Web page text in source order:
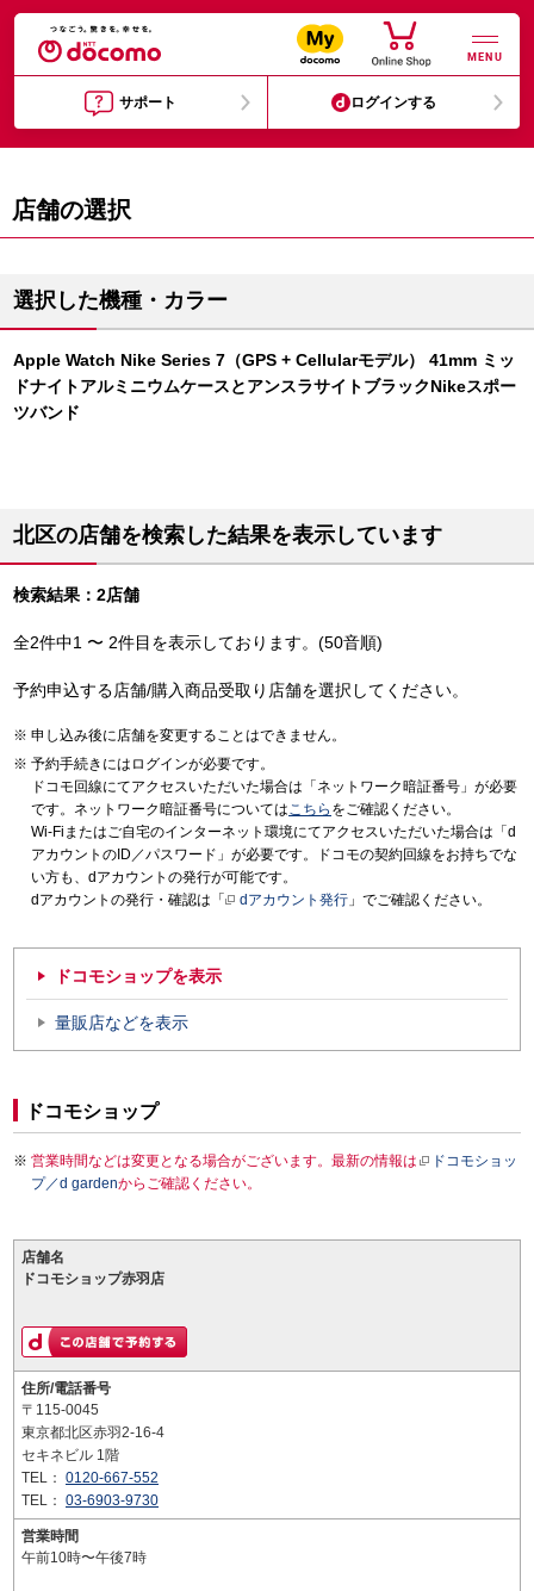
MENU
サポート ログインする
店舗の選択
選択した機種・カラー
Apple Watch Nike Series 7（GPS + Cellularモデル） 41mm ミッ
ドナイトアルミニウムケースとアンスラサイトブラックNikeスポー
ツバンド
北区の店舗を検索した結果を表示しています
検索結果：2店舗
全2件中1 〜 2件目を表示しております。(50音順)
予約申込する店舗/購入商品受取り店舗を選択してください。
申し込み後に店舗を変更することはできません。
予約手続きにはログインが必要です。
ドコモ回線にてアクセスいただいた場合は「ネットワーク暗証番号」が必要
です。ネットワーク暗証番号についてはこちら をご確認ください。
Wi-Fiまたはご自宅のインターネット環境にてアクセスいただいた場合は「d
アカウントのID／パスワード」が必要です。ドコモの契約回線をお持ちでな
い方も、dアカウントの発行が可能です。
dアカウントの発行・確認は「
dアカウント発行 」でご確認ください。
ドコモショップを表示
量販店などを表示
ドコモショップ
営業時間などは変更となる場合がございます。最新の情報は
ドコモショッ
プ／d gardenからご確認ください。
店舗名
ドコモショップ赤羽店
住所/電話番号
〒115-0045
東京都北区赤羽2-16-4
セキネビル 1階
TEL： 0120-667-552
TEL： 03-6903-9730
営業時間
午前10時〜午後7時